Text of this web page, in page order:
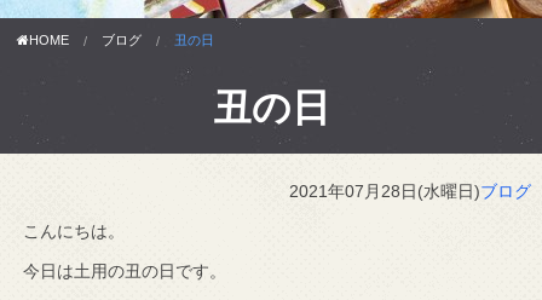
HOME ブログ 丑の日
丑の日
2021年07月28日(水曜日)ブログ
こんにちは。
今日は土用の丑の日です。